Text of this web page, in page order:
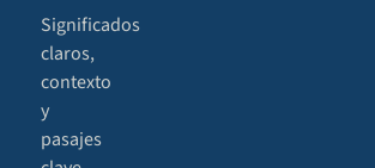
Significados
claros,
contexto
y
pasajes